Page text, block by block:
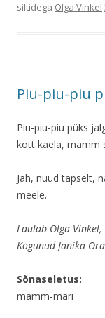
siltidega Olga Vinkel
Piu-piu-piu
Piu-piu-piu püks
kott kaela, mamm
Jah, nüüd täpselt,
meele.
Laulab Olga
Kogunud Janika
Sõnaseletus:
mamm-mari